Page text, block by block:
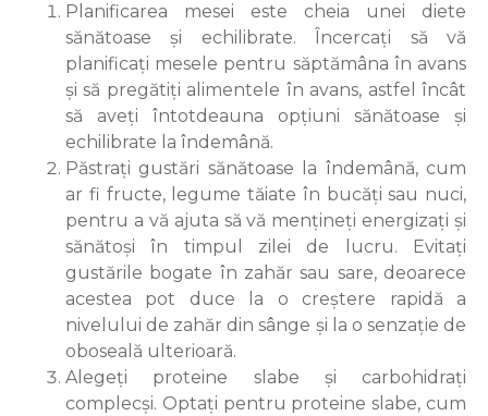
Planificarea mesei este cheia unei diete
sănătoase și echilibrate. Încercați să vă
planificați mesele pentru săptămâna în avans
și să pregătiți alimentele în avans, astfel încât
să aveți întotdeauna opțiuni sănătoase și
echilibrate la îndemână.
Păstrați gustări sănătoase la îndemână, cum
ar fi fructe, legume tăiate în bucăți sau nuci,
pentru a vă ajuta să vă mențineți energizați și
sănătoși în timpul zilei de lucru. Evitați
gustările bogate în zahăr sau sare, deoarece
acestea pot duce la o creștere rapidă a
nivelului de zahăr din sânge și la o senzație de
oboseală ulterioară.
Alegeți proteine slabe și carbohidrați
complecși. Optați pentru proteine slabe, cum